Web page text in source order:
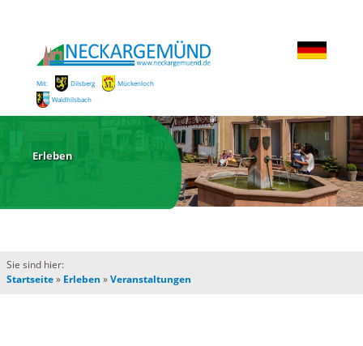
Mit: Dilsberg
Mückenloch
Waldhilsbach
Erleben
Sie sind hier:
Startseite» Erleben »Veranstaltungen